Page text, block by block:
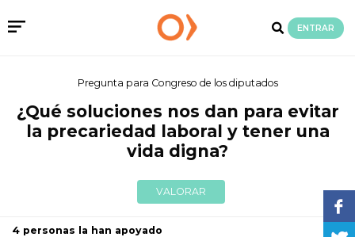
ENTRAR
Pregunta para Congreso de los diputados
¿Qué soluciones nos dan para evitar
la precariedad laboral y tener una
vida digna?
VALORAR
4 personas la han apoyado